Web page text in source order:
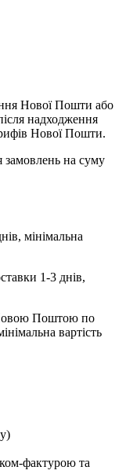
Нової Пошти або
надходження
Нової Пошти.
замовлень на суму
мінімальна
1-3 днів,
Поштою по
вартість
фактурою та